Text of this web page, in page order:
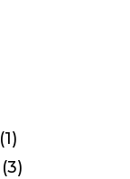
(1)
(3)